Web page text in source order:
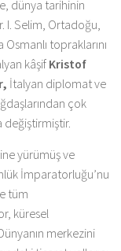
dünya tarihinin
I. Selim, Ortadoğu,
Osmanlı topraklarını
kâşif Kristof
İtalyan diplomat ve
çok
değiştirmiştir.
yürümüş ve
İmparatorluğu’nu
tüm
küresel
merkezini